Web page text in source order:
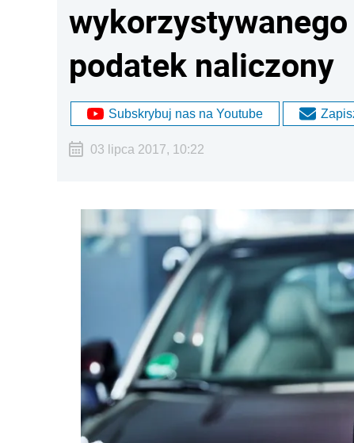
podatek naliczony
Subskrybuj nas na Youtube
03 lipca 2017, 10:22